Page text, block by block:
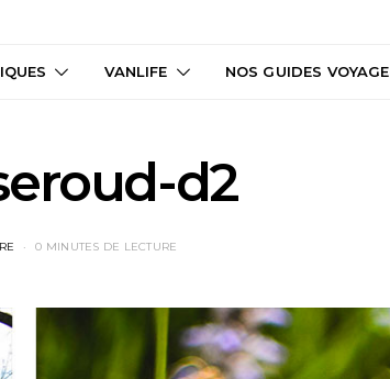
VANLIFE NOS GUIDES VOYAGE
d2
0 MINUTES DE LECTURE